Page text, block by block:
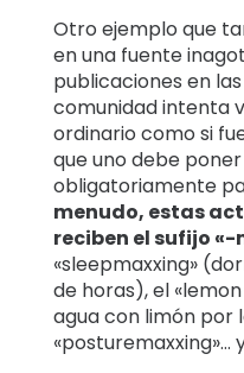
Otro ejemplo que
en una fuente
publicaciones en
comunidad intenta
ordinario como si
que uno debe
obligatoriamente
menudo, estas
reciben el sufijo
«sleepmaxxing»
de horas), el
agua con limón por
«posturemaxxing»…